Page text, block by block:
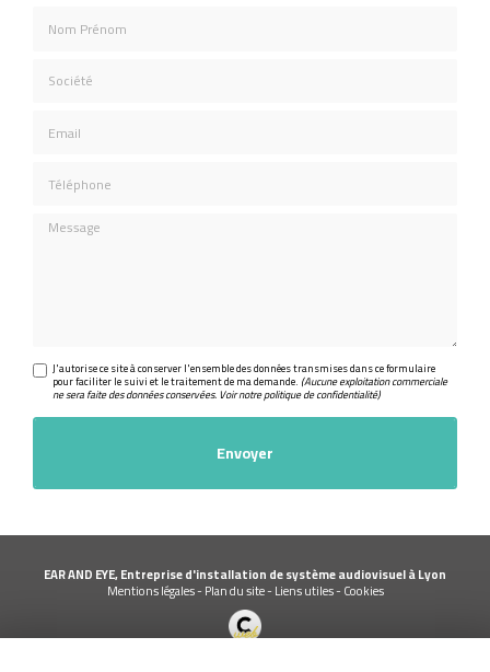
Message
J'autorise ce site à conserver l'ensemble des données transmises dans ce formulaire
pour faciliter le suivi et le traitement de ma demande. (Aucune exploitation commerciale
ne sera faite des données conservées. Voir notrepolitique de confidentialité)
EAR AND EYE, Entreprise d'installation de système audiovisuel à Lyon
Mentions légales-Plan du site-Liens utiles-Cookies